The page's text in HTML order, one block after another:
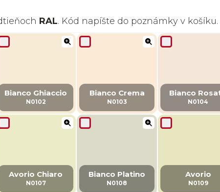
RAL. Kód napíšte do poznámky v košíku.
Bianco Ghiaccio
N0102
Bianco Crema
N0103
Bianco
N0104
Avorio Chiaro
N0107
Bianco Platino
N0108
Avorio
N0109